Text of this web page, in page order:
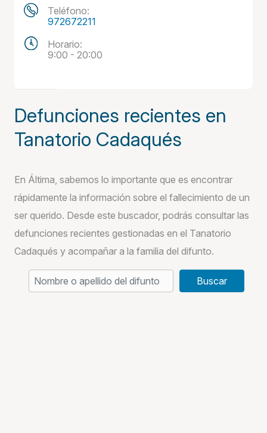
Teléfono:
972672211
Horario:
9:00 - 20:00
Defunciones recientes en
Tanatorio Cadaqués
En Áltima, sabemos lo importante que es encontrar
rápidamente la información sobre el fallecimiento de un
ser querido. Desde este buscador, podrás consultar las
defunciones recientes gestionadas en el Tanatorio
Cadaqués y acompañar a la familia del difunto.
Buscar